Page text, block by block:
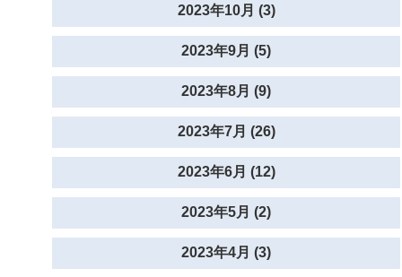
2023年10月 (3)
2023年9月 (5)
2023年8月 (9)
2023年7月 (26)
2023年6月 (12)
2023年5月 (2)
2023年4月 (3)